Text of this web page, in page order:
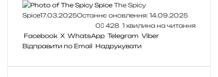
The Spicy
Spice17.03.2025Останнє оновлення: 14.09.2025
0
428 1 хвилина на читання
Facebook X WhatsApp Telegram Viber
Відправити по Email Надрукувати